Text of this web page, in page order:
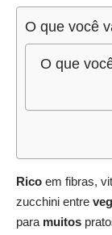
O que você
O que
Rico em fibras,
zucchini entre
para muitos